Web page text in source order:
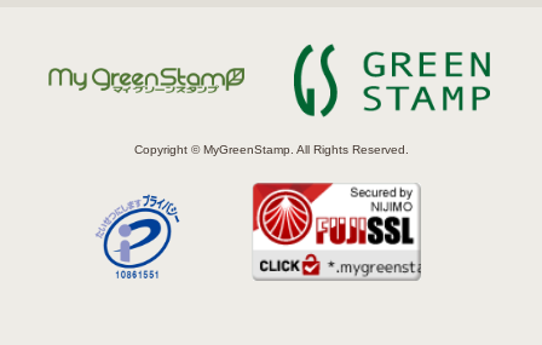
Copyright © MyGreenStamp. All Rights Reserved.